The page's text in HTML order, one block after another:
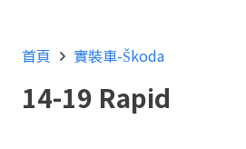
首頁 實裝車-Škoda
14-19 Rapid